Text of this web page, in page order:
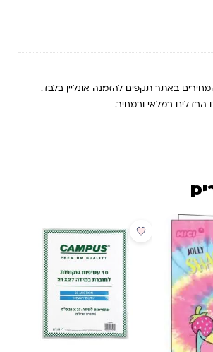
באתר תקפים להזמנה אונליין בלבד.
הבדלים במלאי ובמחיר.
מבצע